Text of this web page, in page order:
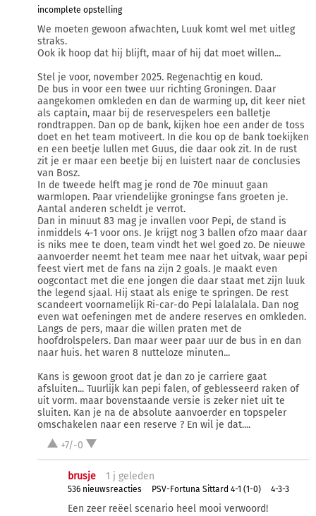
incomplete opstelling
We moeten gewoon afwachten, Luuk komt wel met uitleg
straks.
Ook ik hoop dat hij blijft, maar of hij dat moet willen...
Stel je voor, november 2025. Regenachtig en koud.
De bus in voor een twee uur richting Groningen. Daar
aangekomen omkleden en dan de warming up, dit keer niet
als captain, maar bij de reservespelers een balletje
rondtrappen. Dan op de bank, kijken hoe een ander de toss
doet en het team motiveert. In die kou op de bank toekijken
en een beetje lullen met Guus, die daar ook zit. In de rust
zit je er maar een beetje bij en luistert naar de conclusies
van Bosz.
In de tweede helft mag je rond de 70e minuut gaan
warmlopen. Paar vriendelijke groningse fans groeten je.
Aantal anderen scheldt je verrot.
Dan in minuut 83 mag je invallen voor Pepi, de stand is
inmiddels 4-1 voor ons. Je krijgt nog 3 ballen ofzo maar daar
is niks mee te doen, team vindt het wel goed zo. De nieuwe
aanvoerder neemt het team mee naar het uitvak, waar pepi
feest viert met de fans na zijn 2 goals. Je maakt even
oogcontact met die ene jongen die daar staat met zijn luuk
the legend sjaal. Hij staat als enige te springen. De rest
scandeert voornamelijk Ri-car-do Pepi lalalalala. Dan nog
even wat oefeningen met de andere reserves en omkleden.
Langs de pers, maar die willen praten met de
hoofdrolspelers. Dan maar weer paar uur de bus in en dan
naar huis. het waren 8 nutteloze minuten...
Kans is gewoon groot dat je dan zo je carriere gaat
afsluiten... Tuurlijk kan pepi falen, of geblesseerd raken of
uit vorm. maar bovenstaande versie is zeker niet uit te
sluiten. Kan je na de absolute aanvoerder en topspeler
omschakelen naar een reserve ? En wil je dat....
+7/-0
brusje 1 j geleden
536 nieuwsreacties PSV-Fortuna Sittard 4-1 (1-0) 4-3-3
Een zeer reëel scenario heel mooi verwoord!